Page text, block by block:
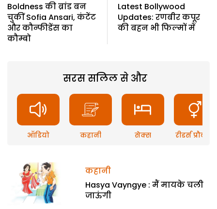
Boldness की ब्रांड बन
चुकीं Sofia Ansari, कंटेंट
और कौन्फीडेंस का
कौम्बो
Latest Bollywood
Updates: रणबीर कपूर
की बहन भी फिल्मों में
सरस सलिल से और
ऑडियो कहानी सेक्स रीडर्स प्रौब्लम
कहानी
Hasya Vayngye : मैं मायके चली
जाऊंगी